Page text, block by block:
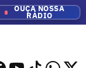
OUÇA NOSSA
RÁDIO